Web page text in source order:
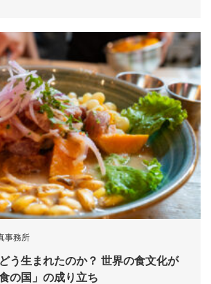
事務所
う生まれたのか？ 世界の食文化が
の国」の成り立ち